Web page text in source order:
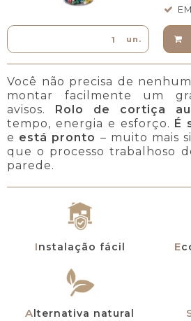
un.
Você não precisa de
montar facilmente um
avisos. Rolo de cortiça
tempo, energia e esforço. É
e está pronto – muito mais
que o processo trabalhoso
parede.
Instalação fácil
Alternativa natural